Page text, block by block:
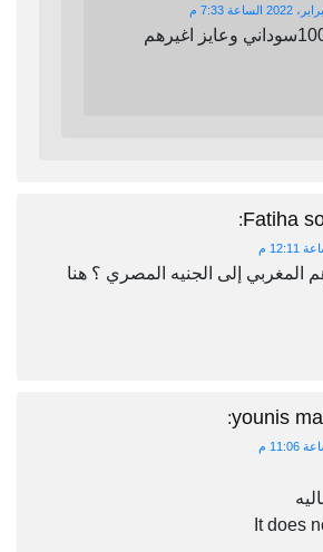
Fatiha
:
المغربي إلى الجنيه المصري ؟ هنا
younis
:
It does